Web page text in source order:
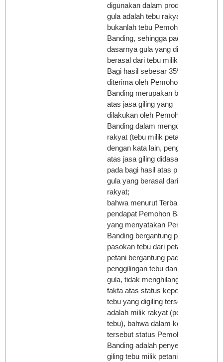
digunakan dalam produksi
gula adalah tebu rakyat,
bukanlah tebu Pemohon
Banding, sehingga pada
dasarnya gula yang dihasilkan
berasal dari tebu milik Petani;-
Bagi hasil sebesar 35% yang
diterima oleh Pemohon
Banding merupakan bagian
atas jasa giling yang
dilakukan oleh Pemohon
Banding dalam mengolah tebu
rakyat (tebu milik petani),
dengan kata lain, penghasilan
atas jasa giling didasarkan
pada bagi hasil atas produksi
gula yang berasal dari tebu
rakyat;
bahwa menurut Terbanding,
pendapat Pemohon Banding
yang menyatakan Pemohon
Banding bergantung pada
pasokan tebu dari petani dan
petani bergantung pada
penggilingan tebu dan pabrik
gula, tidak menghilangkan
fakta atas status kepemilikan
tebu yang digiling tersebut
adalah milik rakyat (petani
tebu), bahwa dalam kondisi
tersebut status Pemohon
Banding adalah penyedia jasa
giling tebu milik petani dan